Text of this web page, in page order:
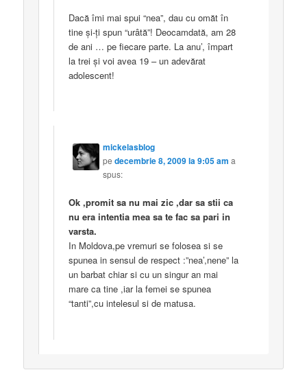
Dacă îmi mai spui “nea”, dau cu omăt în
tine şi-ţi spun “urâtă”! Deocamdată, am 28
de ani … pe fiecare parte. La anu’, împart
la trei şi voi avea 19 – un adevărat
adolescent!
mickelasblog
pedecembrie 8, 2009 la 9:05 am a
spus:
Ok ,promit sa nu mai zic ,dar sa stii ca
nu era intentia mea sa te fac sa pari in
varsta.
In Moldova,pe vremuri se folosea si se
spunea in sensul de respect :”nea’,nene” la
un barbat chiar si cu un singur an mai
mare ca tine ,iar la femei se spunea
“tanti”,cu intelesul si de matusa.